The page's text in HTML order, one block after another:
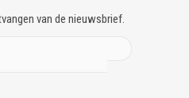
van de nieuwsbrief.